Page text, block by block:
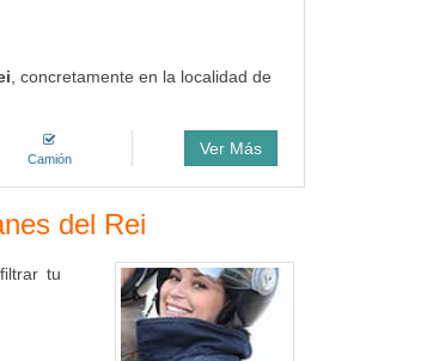
, concretamente en la localidad de
Camión
Ver Más
del Rei
tu